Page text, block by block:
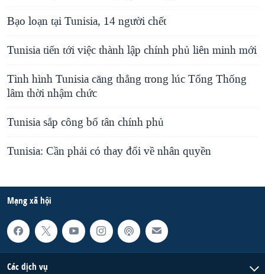
Bạo loạn tại Tunisia, 14 người chết
Tunisia tiến tới việc thành lập chính phủ liên minh mới
Tình hình Tunisia căng thẳng trong lúc Tổng Thống
lâm thời nhậm chức
Tunisia sắp công bố tân chính phủ
Tunisia: Cần phải có thay đổi về nhân quyền
Mạng xã hội
Các dịch vụ